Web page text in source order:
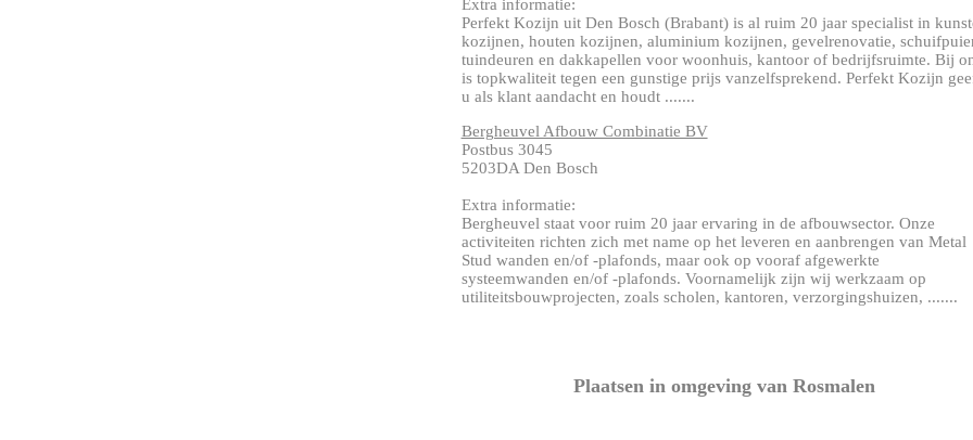
Extra informatie:
Perfekt Kozijn uit Den Bosch (Brabant) is al ruim 20 jaar specialist in
kozijnen, houten kozijnen, aluminium kozijnen, gevelrenovatie,
tuindeuren en dakkapellen voor woonhuis, kantoor of bedrijfsruimte. Bij
is topkwaliteit tegen een gunstige prijs vanzelfsprekend. Perfekt Kozijn
u als klant aandacht en houdt .......
Bergheuvel Afbouw Combinatie BV
Postbus 3045
5203DA Den Bosch
Extra informatie:
Bergheuvel staat voor ruim 20 jaar ervaring in de afbouwsector. Onze
activiteiten richten zich met name op het leveren en aanbrengen van Metal
Stud wanden en/of -plafonds, maar ook op vooraf afgewerkte
systeemwanden en/of -plafonds. Voornamelijk zijn wij werkzaam op
utiliteitsbouwprojecten, zoals scholen, kantoren, verzorgingshuizen, .......
Plaatsen in omgeving van Rosmalen